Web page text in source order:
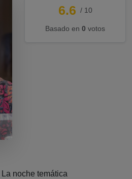
noche temática
6.6 / 10
Basado en 0 votos